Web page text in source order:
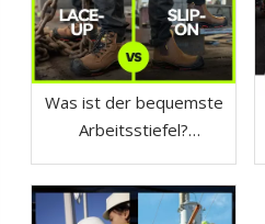
Was ist der bequemste
Arbeitsstiefel?
Schuhe